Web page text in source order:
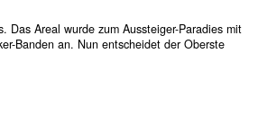
Das Areal wurde zum Aussteiger-Paradies mit
Banden an. Nun entscheidet der Oberste